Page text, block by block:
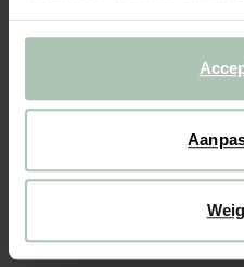
IN
Gratis verzending naar winkel
Snelle levering